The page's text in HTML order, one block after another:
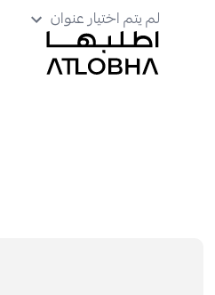
لم يتم اختيار عنوان